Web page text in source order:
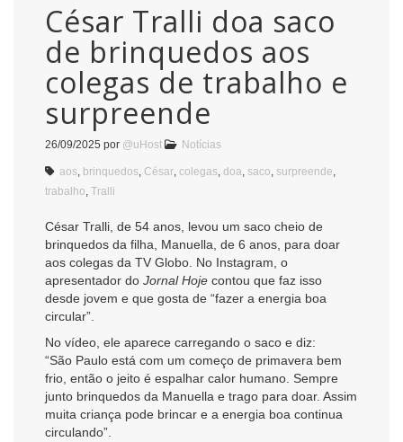
César Tralli doa saco
de brinquedos aos
colegas de trabalho e
surpreende
26/09/2025 por @uHost Notícias
aos brinquedos César colegas doa saco surpreende
trabalho Tralli
César Tralli, de 54 anos, levou um saco cheio de
brinquedos da filha, Manuella, de 6 anos, para doar
aos colegas da TV Globo. No Instagram, o
apresentador do Jornal Hoje contou que faz isso
desde jovem e que gosta de “fazer a energia boa
circular”.
No vídeo, ele aparece carregando o saco e diz:
“São Paulo está com um começo de primavera bem
frio, então o jeito é espalhar calor humano. Sempre
junto brinquedos da Manuella e trago para doar. Assim
muita criança pode brincar e a energia boa continua
circulando”.